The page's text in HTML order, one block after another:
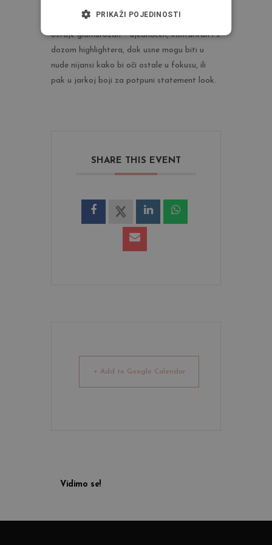
shimmer nijanse za izražen kontrast. Ten
ostaje glamurozan – ujednačen, konturiran i s
dozom highlightera, dok usne mogu biti u
nude nijansi kako bi oči ostale u fokusu, ili
pak u jarkoj boji za potpuni statement look.
SHARE THIS EVENT
+ Add to Google Calendar
Vidimo se!
PRIKAŽI POJEDINOSTI